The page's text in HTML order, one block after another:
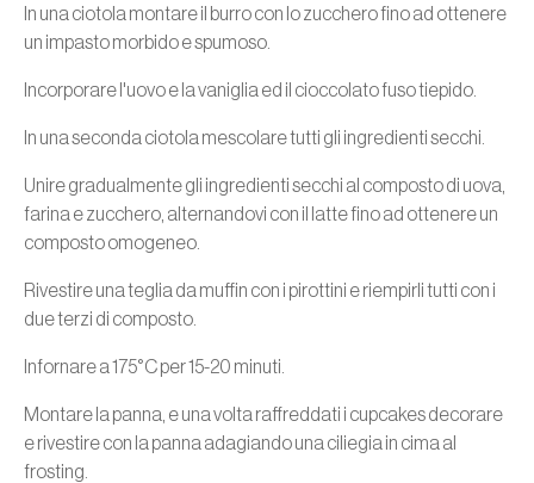
In una ciotola montare il burro con lo zucchero fino ad ottenere
un impasto morbido e spumoso.
Incorporare l'uovo e la vaniglia ed il cioccolato fuso tiepido.
In una seconda ciotola mescolare tutti gli ingredienti secchi.
Unire gradualmente gli ingredienti secchi al composto di uova,
farina e zucchero, alternandovi con il latte fino ad ottenere un
composto omogeneo.
Rivestire una teglia da muffin con i pirottini e riempirli tutti con i
due terzi di composto.
Infornare a 175°C per 15-20 minuti.
Montare la panna, e una volta raffreddati i cupcakes decorare
e rivestire con la panna adagiando una ciliegia in cima al
frosting.